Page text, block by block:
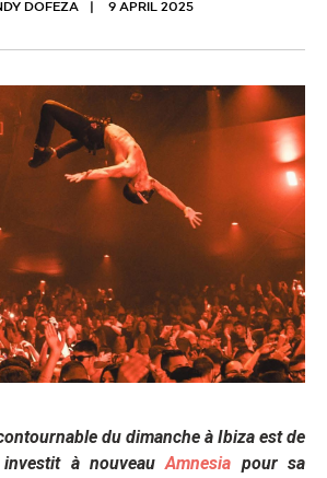
DOFEZA 9 APRIL 2025
du dimanche à Ibiza est de
à nouveauAmnesia pour sa